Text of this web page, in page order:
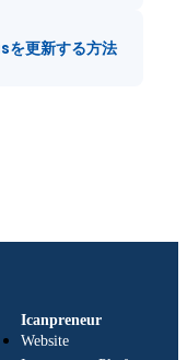
更新する方法
Icanpreneur
Website